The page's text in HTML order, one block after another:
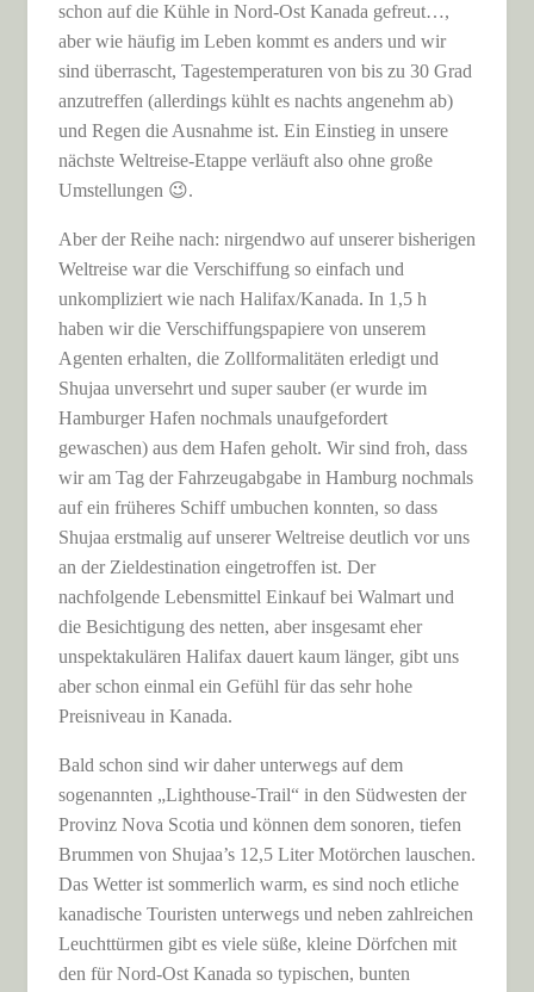
schon auf die Kühle in Nord-Ost Kanada gefreut…,
aber wie häufig im Leben kommt es anders und wir
sind überrascht, Tagestemperaturen von bis zu 30 Grad
anzutreffen (allerdings kühlt es nachts angenehm ab)
und Regen die Ausnahme ist. Ein Einstieg in unsere
nächste Weltreise-Etappe verläuft also ohne große
Umstellungen 😉.
Aber der Reihe nach: nirgendwo auf unserer bisherigen
Weltreise war die Verschiffung so einfach und
unkompliziert wie nach Halifax/Kanada. In 1,5 h
haben wir die Verschiffungspapiere von unserem
Agenten erhalten, die Zollformalitäten erledigt und
Shujaa unversehrt und super sauber (er wurde im
Hamburger Hafen nochmals unaufgefordert
gewaschen) aus dem Hafen geholt. Wir sind froh, dass
wir am Tag der Fahrzeugabgabe in Hamburg nochmals
auf ein früheres Schiff umbuchen konnten, so dass
Shujaa erstmalig auf unserer Weltreise deutlich vor uns
an der Zieldestination eingetroffen ist. Der
nachfolgende Lebensmittel Einkauf bei Walmart und
die Besichtigung des netten, aber insgesamt eher
unspektakulären Halifax dauert kaum länger, gibt uns
aber schon einmal ein Gefühl für das sehr hohe
Preisniveau in Kanada.
Bald schon sind wir daher unterwegs auf dem
sogenannten „Lighthouse-Trail“ in den Südwesten der
Provinz Nova Scotia und können dem sonoren, tiefen
Brummen von Shujaa’s 12,5 Liter Motörchen lauschen.
Das Wetter ist sommerlich warm, es sind noch etliche
kanadische Touristen unterwegs und neben zahlreichen
Leuchttürmen gibt es viele süße, kleine Dörfchen mit
den für Nord-Ost Kanada so typischen, bunten